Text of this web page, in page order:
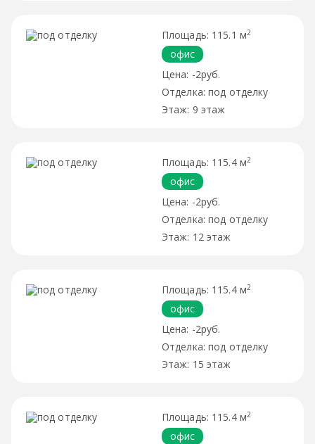
115.1 м2
офис
-2руб.
под отделку
9 этаж
115.4 м2
офис
-2руб.
под отделку
12 этаж
115.4 м2
офис
-2руб.
под отделку
15 этаж
115.4 м2
офис